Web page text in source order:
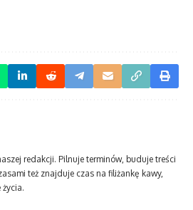
redakcji. Pilnuje terminów, buduje treści
też znajduje czas na filiżankę kawy,
życia.